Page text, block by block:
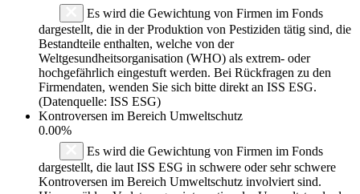
Es wird die Gewichtung von Firmen im Fonds
dargestellt, die in der Produktion von Pestiziden tätig sind, die
Bestandteile enthalten, welche von der
Weltgesundheitsorganisation (WHO) als extrem- oder
hochgefährlich eingestuft werden. Bei Rückfragen zu den
Firmendaten, wenden Sie sich bitte direkt an ISS ESG.
(Datenquelle: ISS ESG)
Kontroversen im Bereich Umweltschutz
0.00%
Es wird die Gewichtung von Firmen im Fonds
dargestellt, die laut ISS ESG in schwere oder sehr schwere
Kontroversen im Bereich Umweltschutz involviert sind.